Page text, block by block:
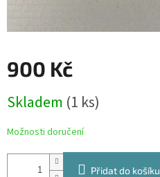
900 Kč
cena:
Skladem (1 ks)
Možnosti doručení
Přidat do košíku